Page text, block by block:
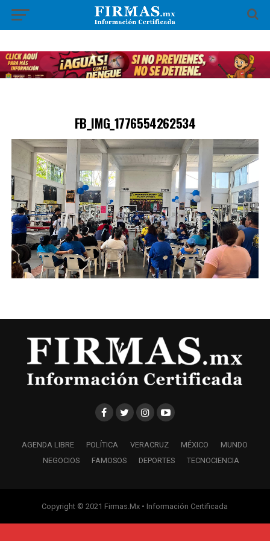
FB_IMG_1776554262534
AGENDA LIBRE POLÍTICA VERACRUZ MÉXICO
MUNDO
NEGOCIOS
FAMOSOS DEPORTES TECNOCIENCIA
Copyright © 2021 Firmas.Mx • Información Certificada